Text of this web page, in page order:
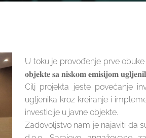
U toku je provođenje prve obuke
𝐨𝐛𝐣𝐞𝐤𝐭𝐞 𝐬𝐚 𝐧𝐢𝐬𝐤𝐨𝐦 𝐞𝐦𝐢𝐬𝐢𝐣𝐨𝐦
Cilj projekta jeste povećanje
ugljenika kroz kreiranje i
investicije u javne objekte.
Zadovoljstvo nam je najaviti da